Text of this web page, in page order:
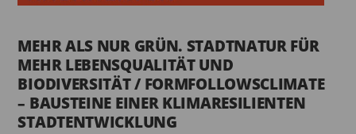
MEHR ALS NUR GRÜN. STADTNATUR FÜR
MEHR LEBENSQUALITÄT UND
BIODIVERSITÄT / FORMFOLLOWSCLIMATE
– BAUSTEINE EINER KLIMARESILIENTEN
STADTENTWICKLUNG